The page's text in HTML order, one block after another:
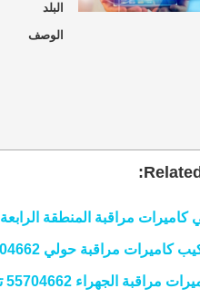
البلد
الوصف
مراقبة المنطقة الرابعة 55704662 تركيب كاميرات
كاميرات مراقبة حولي 55704662 فني كاميرات مراقبة
مراقبة الجهراء 55704662 تركيب وتوصيل